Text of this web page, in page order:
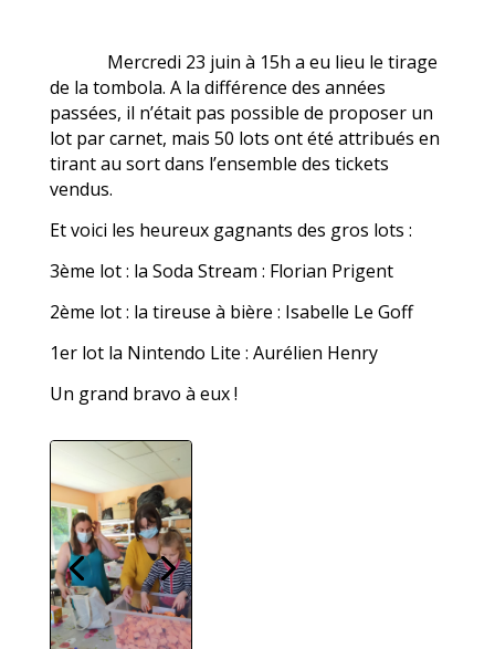
Mercredi 23 juin à 15h a eu lieu le tirage
de la tombola. A la différence des années
passées, il n’était pas possible de proposer un
lot par carnet, mais 50 lots ont été attribués en
tirant au sort dans l’ensemble des tickets
vendus.
Et voici les heureux gagnants des gros lots :
3ème lot : la Soda Stream : Florian Prigent
2ème lot : la tireuse à bière : Isabelle Le Goff
1er lot la Nintendo Lite : Aurélien Henry
Un grand bravo à eux !